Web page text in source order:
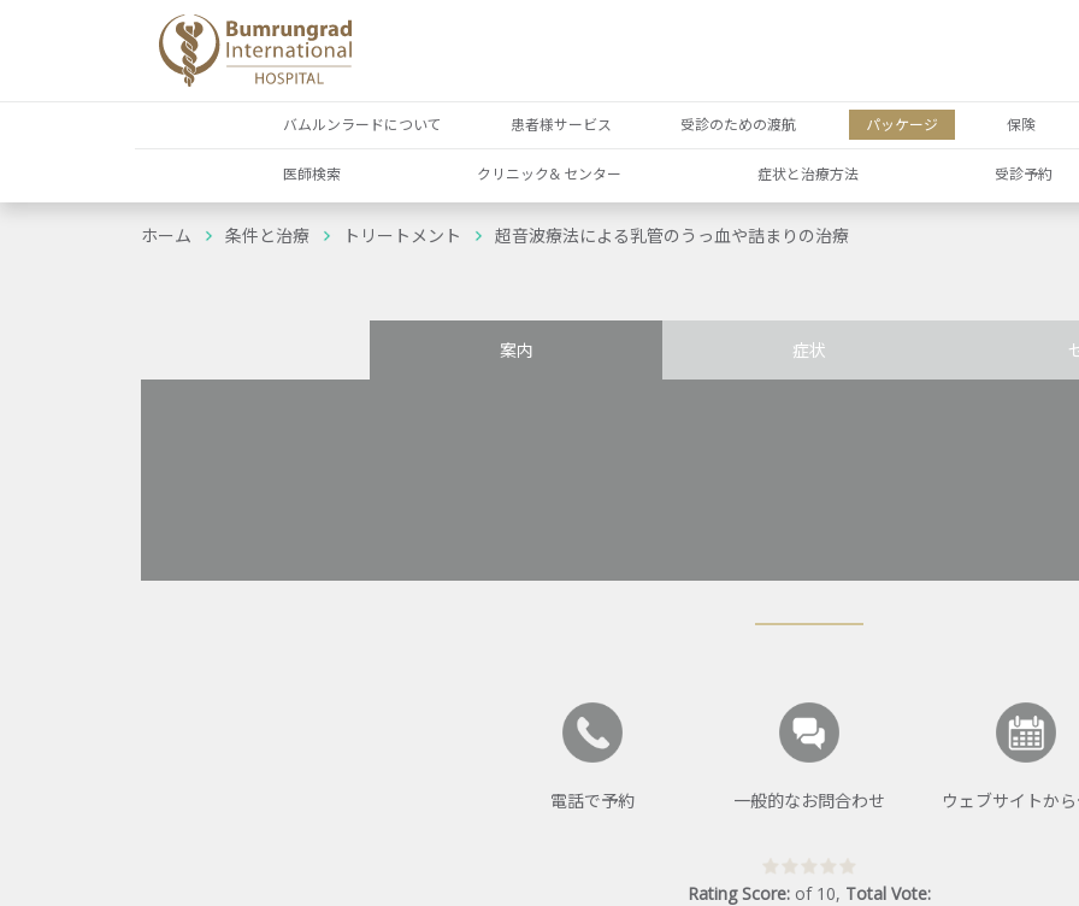
バムルンラードについて 患者様サービス 受診のための渡航 パッケージ 保険
医師検索 クリニック& センター 症状と治療方法 受診予約
ホーム 条件と治療 トリートメント 超音波療法による乳管のうっ血や詰まりの治療
案内 症状
電話で予約 一般的なお問合わせ ウェブサイトか
Rating Score: of 10, Total Vote: